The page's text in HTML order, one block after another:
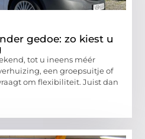
gedoe: zo kiest u
tot u ineens méér
een groepsuitje of
om flexibiliteit. Juist dan